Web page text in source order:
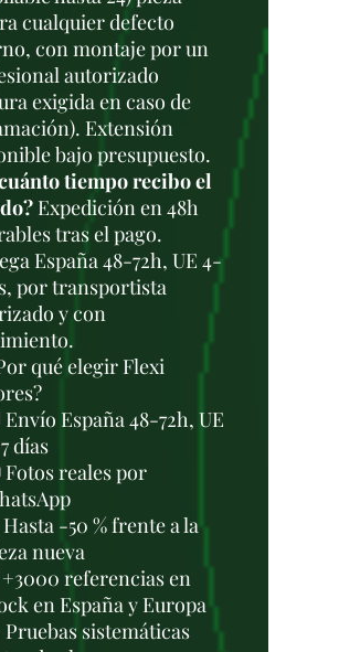
cualquier defecto
con montaje por un
autorizado
exigida en caso de
Extensión
bajo presupuesto.
tiempo recibo el
Expedición en 48h
tras el pago.
España 48-72h, UE 4-
por transportista
y con
qué elegir Flexi
Envío España 48-72h, UE
días
Fotos reales por
-50 % frente a la
nueva
+3000 referencias en
en España y Europa
Pruebas sistemáticas